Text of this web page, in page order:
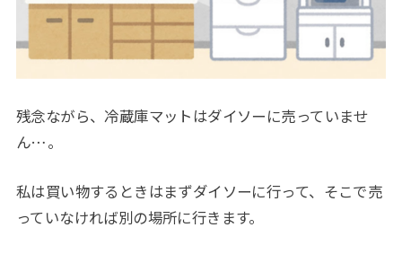
残念ながら、冷蔵庫マットはダイソーに売っていませ
ん…。
私は買い物するときはまずダイソーに行って、そこで売
っていなければ別の場所に行きます。